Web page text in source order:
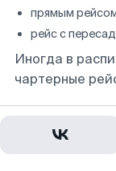
прямым
рейс с
Иногда в
чартерные